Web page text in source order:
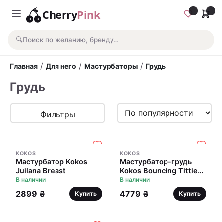
CherryPink
🔍Поиск по желанию, бренду…
Главная / Для него / Мастурбаторы / Грудь
Грудь
Фильтры
KOKOS
Мастурбатор Kokos
Juilana Breast
В наличии
2899 ₴ Купить
KOKOS
Мастурбатор-грудь
Kokos Bouncing Titties
D
В наличии
4779 ₴ Купить